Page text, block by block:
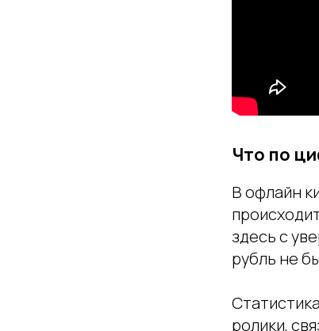
Что по
В офлайн
здесь с
рубль не
ролики,